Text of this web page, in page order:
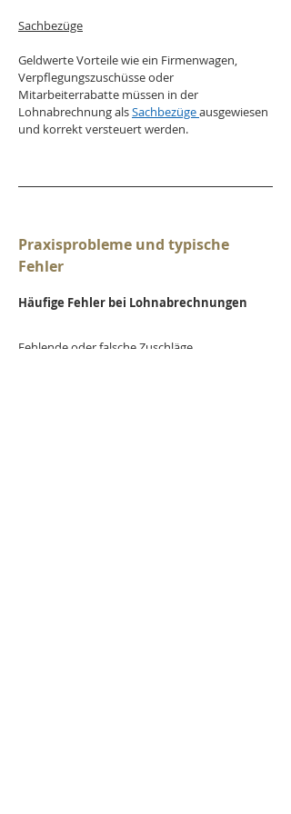
Sachbezüge
Geldwerte Vorteile wie ein Firmenwagen,
Verpflegungszuschüsse oder
Mitarbeiterrabatte müssen in der
Lohnabrechnung als Sachbezüge ausgewiesen
und korrekt versteuert werden.
Praxisprobleme und typische
Fehler
Häufige Fehler bei Lohnabrechnungen
Fehlende oder falsche Zuschläge